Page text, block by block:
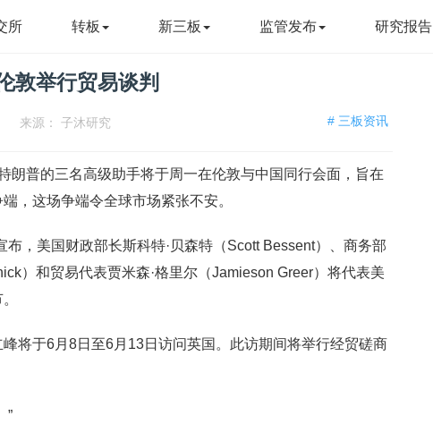
所 转板 新三板 监管发布 研究报告
敦举行贸易谈判
# 三板资讯
来源： 子沐研究
朗普的三名高级助手将于周一在伦敦与中国同行会面，旨在
，这场争端令全球市场紧张不安。
，美国财政部长斯科特·贝森特（Scott Bessent）、商务部
）和贸易代表贾米森·格里尔（Jamieson Greer）将代表美
将于6月8日至6月13日访问英国。此访期间将举行经贸磋商
”